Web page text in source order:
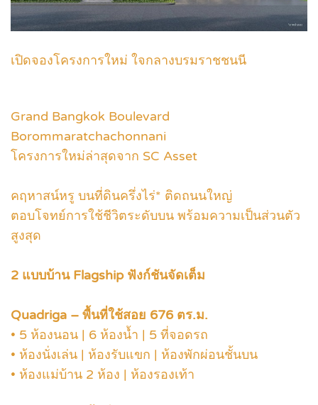
เปิดจองโครงการใหม่ ใจกลางบรมราชชนนี
Grand Bangkok Boulevard
Borommaratchachonnani
โครงการใหม่ล่าสุดจาก SC Asset
คฤหาสน์หรู บนที่ดินครึ่งไร่* ติดถนนใหญ่
ตอบโจทย์การใช้ชีวิตระดับบน พร้อมความเป็นส่วนตัว
สูงสุด
2 แบบบ้าน Flagship ฟังก์ชันจัดเต็ม
Quadriga – พื้นที่ใช้สอย 676 ตร.ม.
• 5 ห้องนอน | 6 ห้องน้ำ | 5 ที่จอดรถ
• ห้องนั่งเล่น | ห้องรับแขก | ห้องพักผ่อนชั้นบน
• ห้องแม่บ้าน 2 ห้อง | ห้องรองเท้า